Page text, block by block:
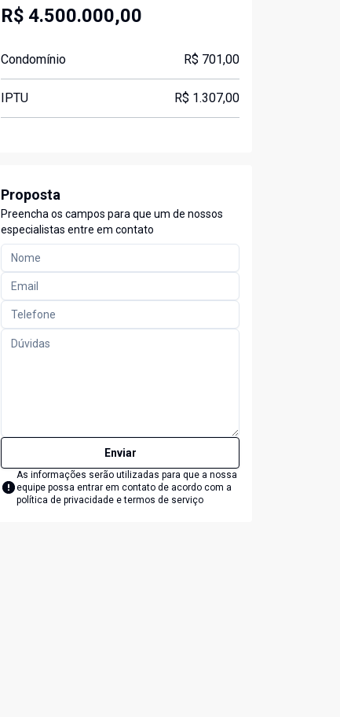
R$ 4.500.000,00
Condomínio R$ 701,00
IPTU R$ 1.307,00
Proposta
Preencha os campos para que um de nossos
especialistas entre em contato
Enviar
As informações serão utilizadas para que a nossa
equipe possa entrar em contato de acordo com a
política de privacidade e termos de serviço